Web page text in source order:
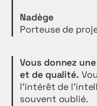
Nadège
Porteuse de
Vous donnez
et de qualité.
l'intérêt de
souvent oublié.